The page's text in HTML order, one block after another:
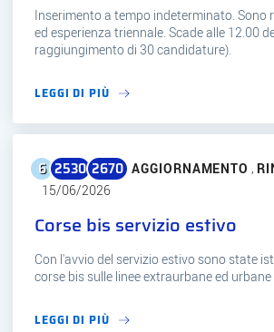
Inserimento a tempo indeterminato. Sono
ed esperienza triennale. Scade alle 12.00
raggiungimento di 30 candidature).
LEGGI DI PIÙ
6LINEA 6
2530
Linea 2530
2670
Linea 2670
AGGIORNAMENTO ,
15/06/2026
Corse bis servizio estivo
Con l'avvio del servizio estivo sono state
corse bis sulle linee extraurbane ed
LEGGI DI PIÙ